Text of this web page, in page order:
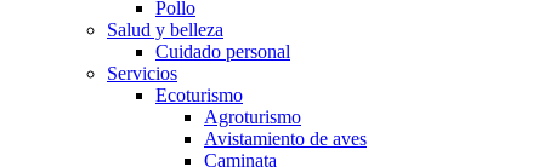
Pollo
Salud y belleza
Cuidado personal
Servicios
Ecoturismo
Agroturismo
Avistamiento de aves
Caminata